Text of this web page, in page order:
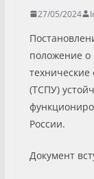
27/05/2024
положение о
технические
(ТСПУ)
России.
Документ